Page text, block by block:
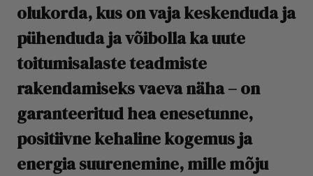
olukorda, kus on vaja keskenduda ja
pühenduda ja võibolla ka uute
toitumisalaste teadmiste
rakendamiseks vaeva näha – on
garanteeritud hea enesetunne,
positiivne kehaline kogemus ja
energia suurenemine, mille mõju